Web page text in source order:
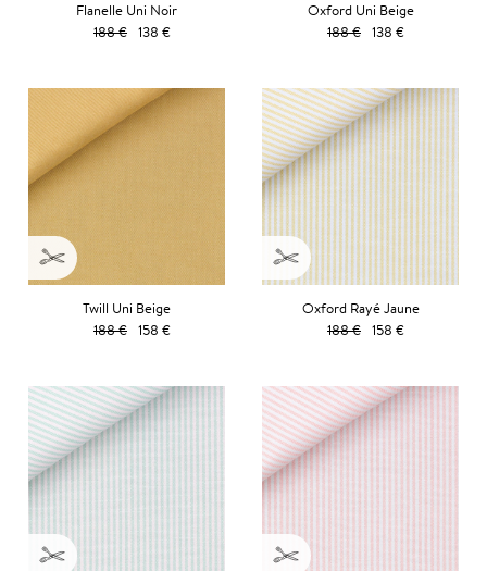
Flanelle Uni Noir
188 € 138 €
Oxford Uni Beige
188 € 138 €
Twill Uni Beige
188 € 158 €
Oxford Rayé Jaune
188 € 158 €